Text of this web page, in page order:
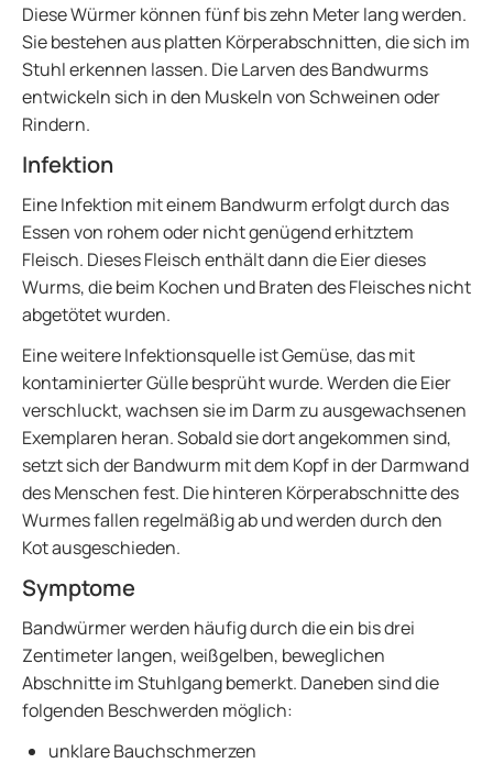
Diese Würmer können fünf bis zehn Meter lang werden.
Sie bestehen aus platten Körperabschnitten, die sich im
Stuhl erkennen lassen. Die Larven des Bandwurms
entwickeln sich in den Muskeln von Schweinen oder
Rindern.
Infektion
Eine Infektion mit einem Bandwurm erfolgt durch das
Essen von rohem oder nicht genügend erhitztem
Fleisch. Dieses Fleisch enthält dann die Eier dieses
Wurms, die beim Kochen und Braten des Fleisches nicht
abgetötet wurden.
Eine weitere Infektionsquelle ist Gemüse, das mit
kontaminierter Gülle besprüht wurde. Werden die Eier
verschluckt, wachsen sie im Darm zu ausgewachsenen
Exemplaren heran. Sobald sie dort angekommen sind,
setzt sich der Bandwurm mit dem Kopf in der Darmwand
des Menschen fest. Die hinteren Körperabschnitte des
Wurmes fallen regelmäßig ab und werden durch den
Kot ausgeschieden.
Symptome
Bandwürmer werden häufig durch die ein bis drei
Zentimeter langen, weißgelben, beweglichen
Abschnitte im Stuhlgang bemerkt. Daneben sind die
folgenden Beschwerden möglich:
unklare Bauchschmerzen